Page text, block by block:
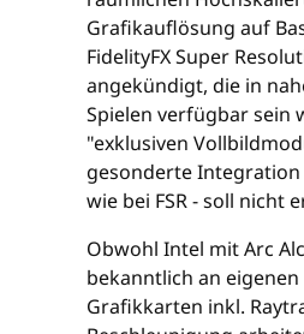
Grafikauflösung auf
FidelityFX Super
angekündigt, die in
Spielen verfügbar sein
"exklusiven
gesonderte Integration
wie bei FSR - soll nicht
Obwohl Intel mit Arc
bekanntlich an
Grafikkarten inkl.